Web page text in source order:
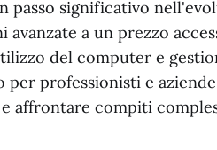
passo significativo
a un prezzo
del computer e
professionisti e
affrontare compiti